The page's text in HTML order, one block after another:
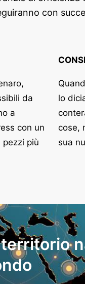
con
da
a
con un
pezzi più
lo
cose,
sua